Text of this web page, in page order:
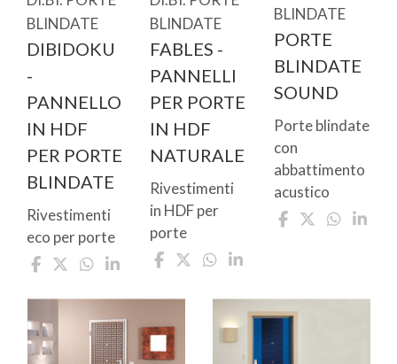
BLINDATE
DIBIDOKU
-
PANNELLO
IN HDF
PER PORTE
BLINDATE
Rivestimenti
eco per porte
BLINDATE
FABLES -
PANNELLI
PER PORTE
IN HDF
NATURALE
Rivestimenti
in HDF per
porte
BLINDATE
PORTE
BLINDATE
SOUND
Porte blindate
con
abbattimento
acustico